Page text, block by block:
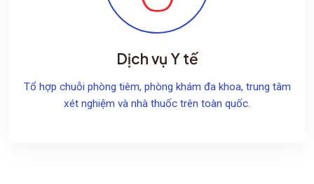
Dịch vụ Y tế
Tổ hợp chuỗi phòng tiêm, phòng khám đa khoa, trung tâm
xét nghiệm và nhà thuốc trên toàn quốc.